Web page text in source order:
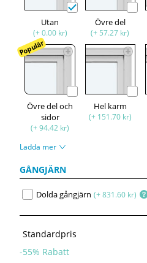
Utan
(+ 0.00 kr)
Övre del
(+ 57.27 kr)
Populär
Övre del och
sidor
(+ 94.42 kr)
Hel karm
(+ 151.70 kr)
Ladda mer
GÅNGJÄRN
Dolda gångjärn (+ 831.60 kr)
Standardpris
-55% Rabatt